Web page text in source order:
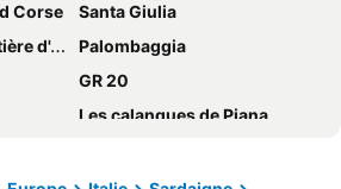
House
309 Le Saline - Stintino
Le Tonnare Family Club
Palazzo Pilo
B&B Mare E Natura
Corse
Santa Giulia
Palombaggia
GR 20
Les calanques de Piana
Favone